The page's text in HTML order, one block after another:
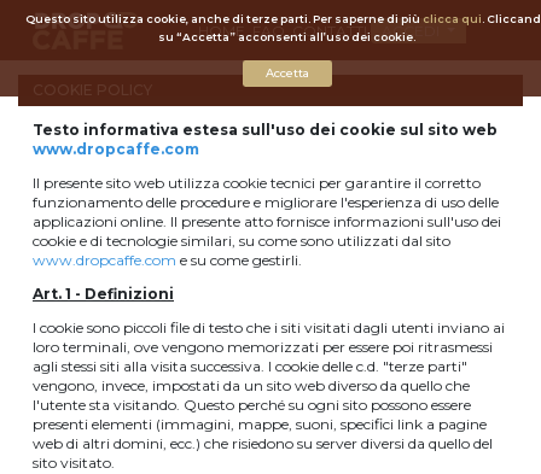
HOME FAQ CONTATTI ACCEDI
Testo informativa estesa sull'uso dei cookie sul sito web
www.dropcaffe.com
Il presente sito web utilizza cookie tecnici per garantire il corretto
funzionamento delle procedure e migliorare l'esperienza di uso delle
applicazioni online. Il presente atto fornisce informazioni sull'uso dei
cookie e di tecnologie similari, su come sono utilizzati dal sito
www.dropcaffe.com e su come gestirli.
Art. 1 - Definizioni
I cookie sono piccoli file di testo che i siti visitati dagli utenti inviano ai
loro terminali, ove vengono memorizzati per essere poi ritrasmessi
agli stessi siti alla visita successiva. I cookie delle c.d. "terze parti"
vengono, invece, impostati da un sito web diverso da quello che
l'utente sta visitando. Questo perché su ogni sito possono essere
presenti elementi (immagini, mappe, suoni, specifici link a pagine
web di altri domini, ecc.) che risiedono su server diversi da quello del
sito visitato.
Questo sito utilizza cookie, anche di terze parti. Per saperne di più clicca qui .
su “Accetta” acconsenti all’uso dei cookie.
Accetta